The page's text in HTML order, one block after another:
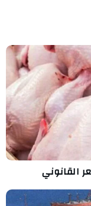
القانوني